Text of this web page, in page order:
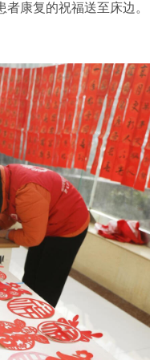
者康复的祝福送至床边。